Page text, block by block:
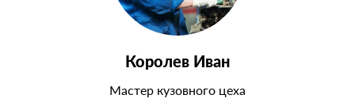
Королев Иван
Мастер кузовного цеха